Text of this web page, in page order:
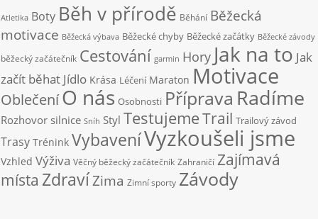
Atletika Boty Běh v přírodě Běhání Běžecká
motivace Běžecká výbava Běžecké chyby Běžecké začátky Běžecké závody
běžecký začátečník Cestování garmin Hory Jak na to Jak
začít běhat Jídlo Krása Léčení Maraton Motivace
OblečeníO nás Osobnosti Příprava Radíme
Rozhovor silnice Sníh Styl TestujemeTrail Trailový závod
Trasy Trénink VybaveníVyzkoušeli jsme
Vzhled Výživa Věčný běžecký začátečník Zahraničí Zajímavá
místa ZdravíZima Zimní sporty Závody